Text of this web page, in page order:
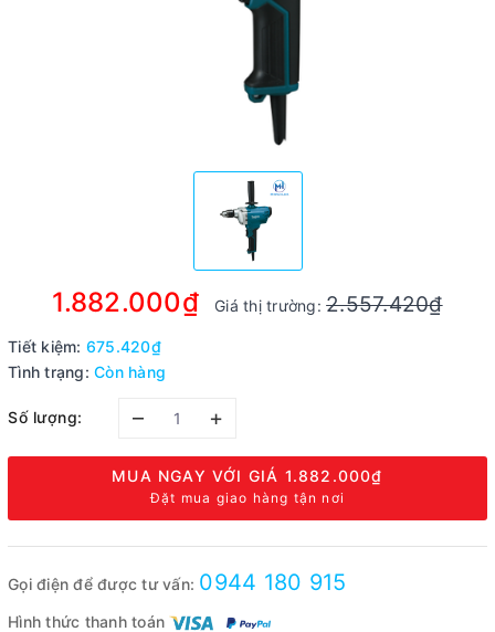
1.882.000₫ Giá thị trường:2.557.420₫
Tiết kiệm: 675.420₫
Tình trạng: Còn hàng
Số lượng: – +
MUA NGAY VỚI GIÁ 1.882.000₫
Đặt mua giao hàng tận nơi
Gọi điện để được tư vấn: 0944 180 915
Hình thức thanh toán